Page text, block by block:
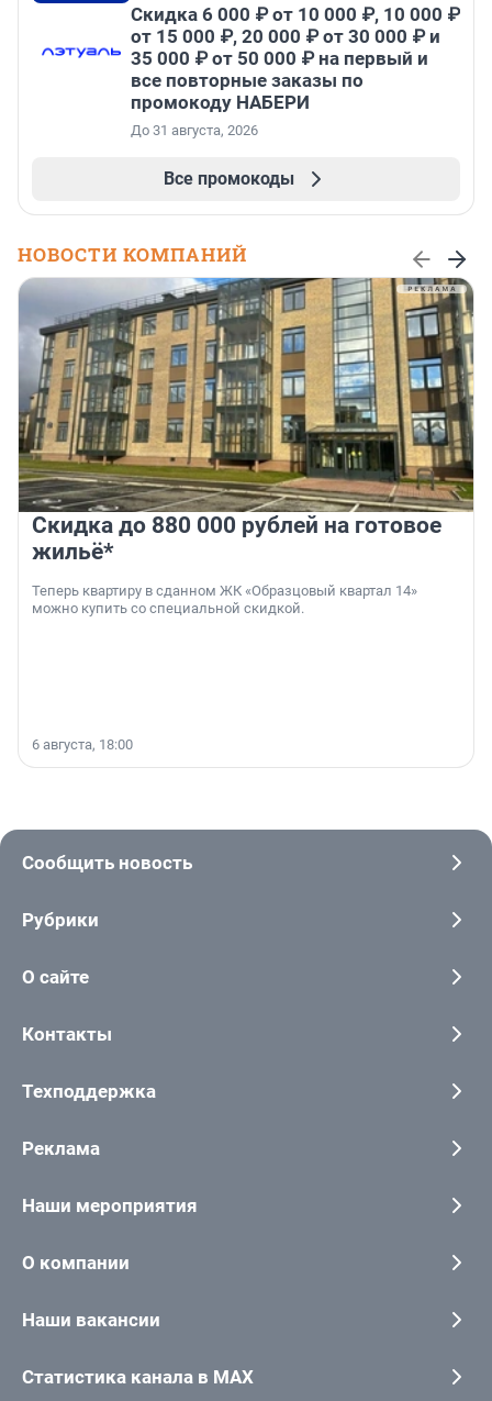
Скидка 6 000 ₽ от 10 000 ₽, 10 000 ₽
от 15 000 ₽, 20 000 ₽ от 30 000 ₽ и
35 000 ₽ от 50 000 ₽ на первый и
все повторные заказы по
промокоду НАБЕРИ
До 31 августа, 2026
Все промокоды
НОВОСТИ КОМПАНИЙ
Скидка до 880 000 рублей на готовое
жильё*
Теперь квартиру в сданном ЖК «Образцовый квартал 14»
можно купить со специальной скидкой.
6 августа, 18:00
Сообщить новость
Рубрики
О сайте
Контакты
Техподдержка
Реклама
Наши мероприятия
О компании
Наши вакансии
Статистика канала в MAX